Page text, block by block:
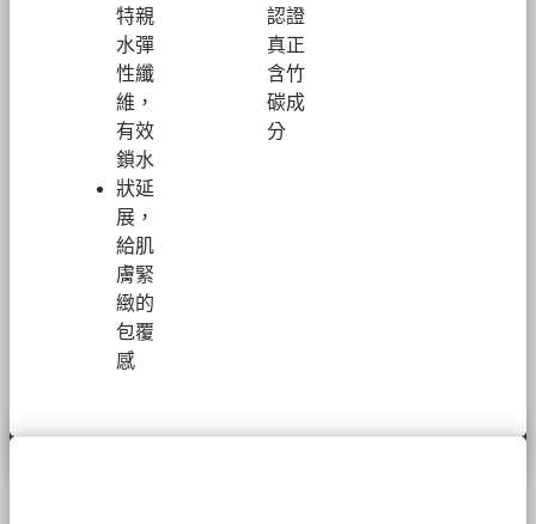
特親
水彈
性纖
維，
有效
鎖水
狀延
展，
給肌
膚緊
緻的
包覆
感
認證
真正
含竹
碳成
分